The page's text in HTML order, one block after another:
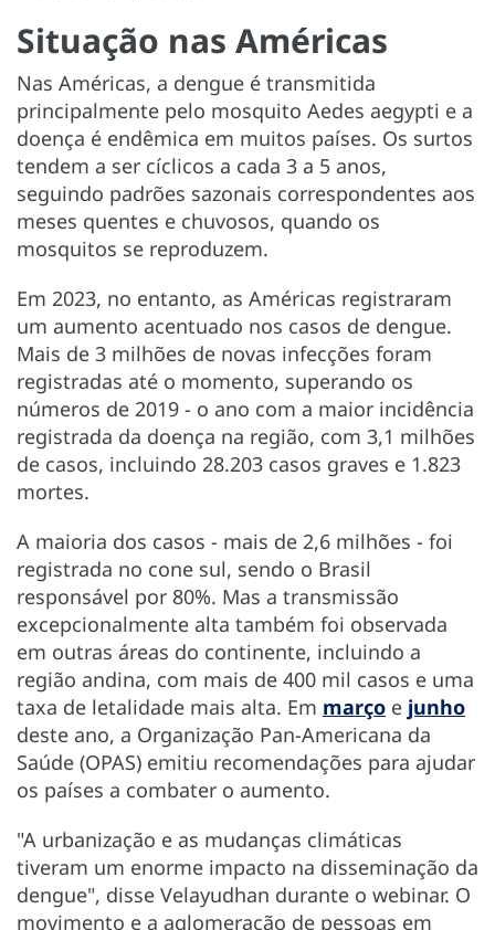
Situação nas Américas
Nas Américas, a dengue é transmitida
principalmente pelo mosquito Aedes aegypti e a
doença é endêmica em muitos países. Os surtos
tendem a ser cíclicos a cada 3 a 5 anos,
seguindo padrões sazonais correspondentes aos
meses quentes e chuvosos, quando os
mosquitos se reproduzem.
Em 2023, no entanto, as Américas registraram
um aumento acentuado nos casos de dengue.
Mais de 3 milhões de novas infecções foram
registradas até o momento, superando os
números de 2019 - o ano com a maior incidência
registrada da doença na região, com 3,1 milhões
de casos, incluindo 28.203 casos graves e 1.823
mortes.
A maioria dos casos - mais de 2,6 milhões - foi
registrada no cone sul, sendo o Brasil
responsável por 80%. Mas a transmissão
excepcionalmente alta também foi observada
em outras áreas do continente, incluindo a
região andina, com mais de 400 mil casos e uma
taxa de letalidade mais alta. Em março e junho
deste ano, a Organização Pan-Americana da
Saúde (OPAS) emitiu recomendações para ajudar
os países a combater o aumento.
"A urbanização e as mudanças climáticas
tiveram um enorme impacto na disseminação da
dengue", disse Velayudhan durante o webinar. O
movimento e a aglomeração de pessoas em